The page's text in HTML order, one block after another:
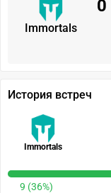
Immortals
0
История встреч
Immortals
9 (36%)